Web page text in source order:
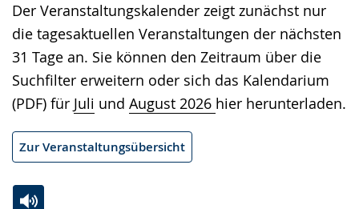
Der Veranstaltungskalender zeigt zunächst nur
die tagesaktuellen Veranstaltungen der nächsten
31 Tage an. Sie können den Zeitraum über die
Suchfilter erweitern oder sich das Kalendarium
(PDF) für Juli und August 2026 hier herunterladen.
Gebärdensprache
wird
angezeigt.
Zur Veranstaltungsübersicht